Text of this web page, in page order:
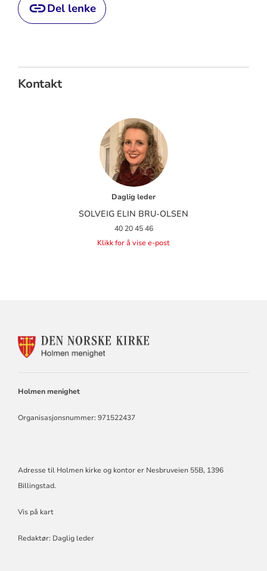
Del lenke
Kontakt
Daglig leder
SOLVEIG ELIN BRU-OLSEN
40 20 45 46
Klikk for å vise e-post
KONTAKTINFORMASJON
Holmen menighet
Organisasjonsnummer: 971522437
Adresse til Holmen kirke og kontor er Nesbruveien 55B, 1396
Billingstad.
Vis på kart
Redaktør: Daglig leder